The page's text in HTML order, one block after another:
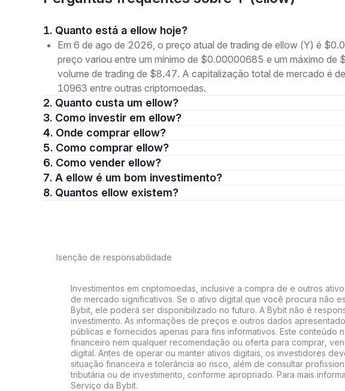
1. Quanto está a ellow hoje?
Em 6 de ago de 2026, o preço atual de trading de ellow (Y) é
preço variou entre um mínimo de $0.00000685 e um máximo
volume de trading de $8.47. A capitalização total de mercado é
10963 entre outras criptomoedas.
2. Quanto custa um ellow?
3. Como investir em ellow?
4. Onde comprar ellow?
5. Como comprar ellow?
6. Como vender ellow?
7. A ellow é um bom investimento?
8. Quantos ellow existem?
Isenção de responsabilidade
Investimentos em criptomoedas, inclusive a compra de e outros
de mercado significativos. Se o ativo digital que você procura não
Bybit, ele poderá ser disponibilizado no futuro. A Bybit não é
investimento. As informações de preços e outros dados
públicas e fornecidos apenas para fins informativos. Este conteúdo
financeiro nem qualquer recomendação ou oferta para comprar,
digital. Antes de operar ou manter ativos digitais, os investidores
situação financeira e tolerância ao risco, além de consultar
tributária ou de investimento, conforme apropriado. Para mais
Serviço da Bybit.